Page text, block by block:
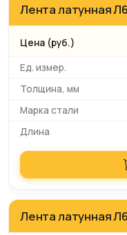
Лента латунная
Лента латунная